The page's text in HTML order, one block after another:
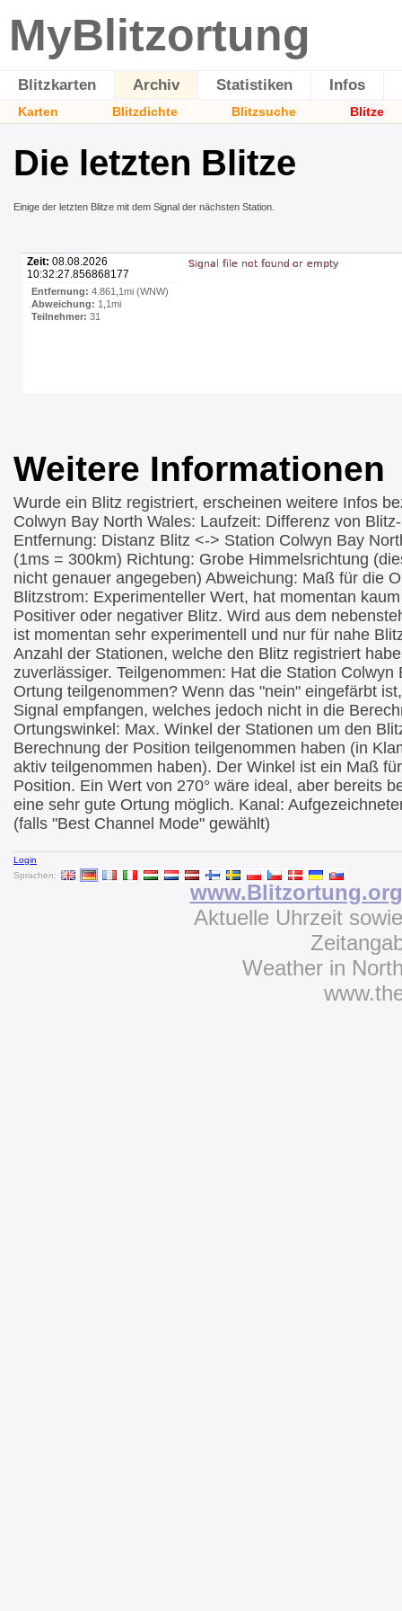
MyBlitzortung
Blitzkarten Archiv Statistiken Infos
Karten Blitzdichte Blitzsuche Blitze
Die letzten Blitze
Einige der letzten Blitze mit dem Signal der nächsten Station.
Zeit: 08.08.2026
10:32:27.856868177
Entfernung: 4.861,1mi (WNW)
Abweichung: 1,1mi
Teilnehmer: 31
Weitere Informationen
Wurde ein Blitz registriert, erscheinen weitere Infos
Colwyn Bay North Wales: Laufzeit: Differenz von
Entfernung: Distanz Blitz <-> Station Colwyn Bay
(1ms = 300km) Richtung: Grobe Himmelsrichtung
nicht genauer angegeben) Abweichung: Maß für die
Blitzstrom: Experimenteller Wert, hat momentan
Positiver oder negativer Blitz. Wird aus dem
ist momentan sehr experimentell und nur für nahe
Anzahl der Stationen, welche den Blitz registriert
zuverlässiger. Teilgenommen: Hat die Station Colwyn
Ortung teilgenommen? Wenn das "nein" eingefärbt
Signal empfangen, welches jedoch nicht in die
Ortungswinkel: Max. Winkel der Stationen um den
Berechnung der Position teilgenommen haben (in
aktiv teilgenommen haben). Der Winkel ist ein Maß
Position. Ein Wert von 270° wäre ideal, aber bereits
eine sehr gute Ortung möglich. Kanal:
(falls "Best Channel Mode" gewählt)
Login
Sprachen:
www.Blitzortung.org
Aktuelle Uhrzeit
Weather in